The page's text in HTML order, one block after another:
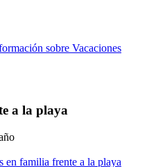
sobre Vacaciones
a la playa
en familia frente a la playa